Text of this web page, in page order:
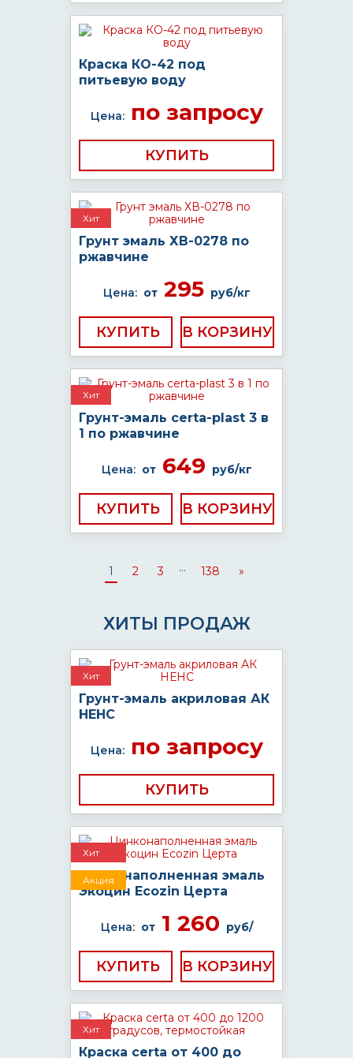
Краска КО-42 под
питьевую воду
Цена:по запросу
КУПИТЬ
Хит
Грунт эмаль ХВ-0278 по
ржавчине
Цена: от295 руб/кг
КУПИТЬ
Хит
Грунт-эмаль certa-plast 3 в
1 по ржавчине
Цена: от649 руб/кг
КУПИТЬ
1 2 3 ... 138 »
ХИТЫ ПРОДАЖ
Хит
Грунт-эмаль акриловая АК
НЕНС
Цена:по запросу
КУПИТЬ
Хит
Акция
Цинконаполненная эмаль
Экоцин Ecozin Церта
Цена: от1 260 руб/
КУПИТЬ
Хит
Краска certa от 400 до